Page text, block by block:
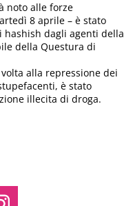
noto alle forze
8 aprile – è stato
hashish dagli agenti della
della Questura di
alla repressione dei
è stato
illecita di droga.